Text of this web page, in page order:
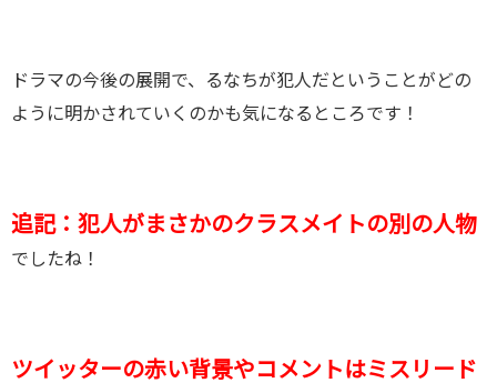
ドラマの今後の展開で、るなちが犯人だということがどの
ように明かされていくのかも気になるところです！
追記： 犯人がまさかのクラスメイトの別の人物
でしたね！
ツイッターの赤い背景やコメントはミスリード